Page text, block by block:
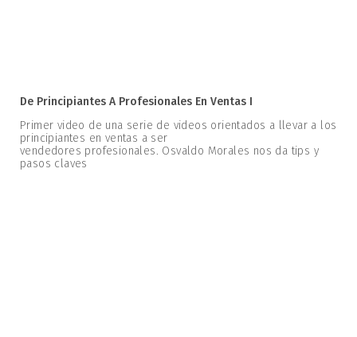
De Principiantes A Profesionales En Ventas I
Primer video de una serie de videos orientados a llevar a los
principiantes en ventas a ser
vendedores profesionales. Osvaldo Morales nos da tips y
pasos claves